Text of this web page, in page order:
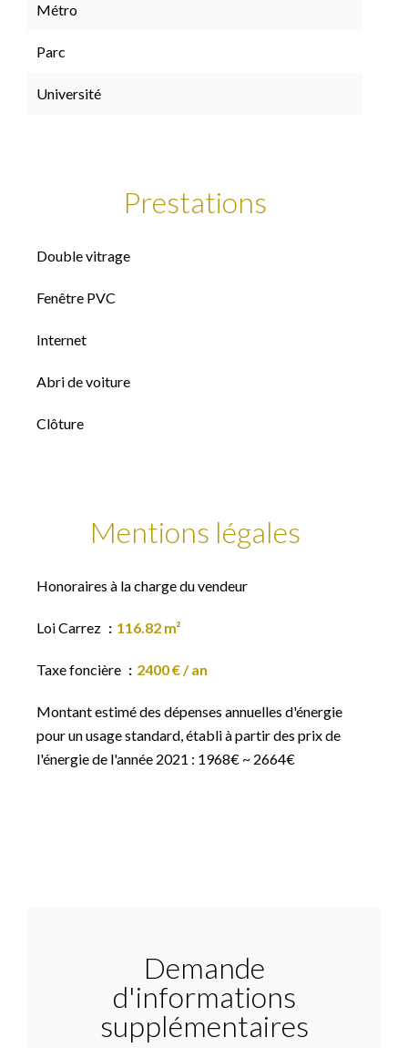
Métro
Parc
Université
Prestations
Double vitrage
Fenêtre PVC
Internet
Abri de voiture
Clôture
Mentions légales
Honoraires à la charge du vendeur
Loi Carrez 116.82 m²
Taxe foncière 2400 € / an
Montant estimé des dépenses annuelles d'énergie
pour un usage standard, établi à partir des prix de
l'énergie de l'année 2021 : 1968€ ~ 2664€
Demande
d'informations
supplémentaires